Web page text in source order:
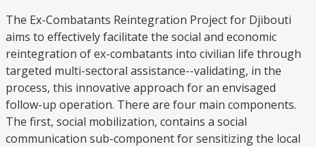
The Ex-Combatants Reintegration Project for Djibouti
aims to effectively facilitate the social and economic
reintegration of ex-combatants into civilian life through
targeted multi-sectoral assistance--validating, in the
process, this innovative approach for an envisaged
follow-up operation. There are four main components.
The first, social mobilization, contains a social
communication sub-component for sensitizing the local